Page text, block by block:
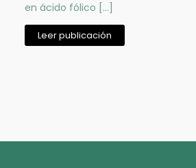
en ácido fólico […]
Leer publicación